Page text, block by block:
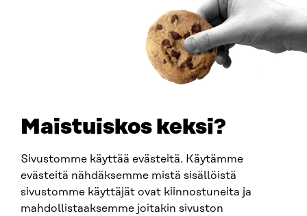
Maistuiskos keksi?
Sivustomme käyttää evästeitä. Käytämme
evästeitä nähdäksemme mistä sisällöistä
sivustomme käyttäjät ovat kiinnostuneita ja
mahdollistaaksemme joitakin sivuston
Käyttäjien tarpeet keskiöön ja käytännön pilotteja –
Muistio esittää 10 suositusta ekosysteemitilinpidon